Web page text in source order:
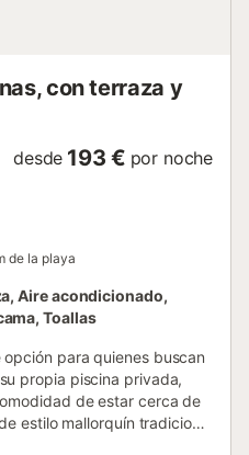
con terraza y
desde 193 € por noche
de la playa
Aire acondicionado,
Toallas
para quienes buscan
propia piscina privada,
de estar cerca de
estilo mallorquín tradicional